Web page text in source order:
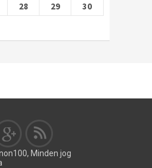
28 29
30
Minden jog